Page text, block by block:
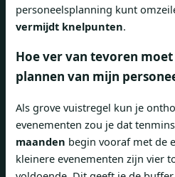
personeelsplanning kunt
vermijdt knelpunten.
Hoe ver van tevoren
plannen van mijn
Als grove vuistregel kun je
evenementen zou je dat
maanden begin vooraf met de
kleinere evenementen zijn vier